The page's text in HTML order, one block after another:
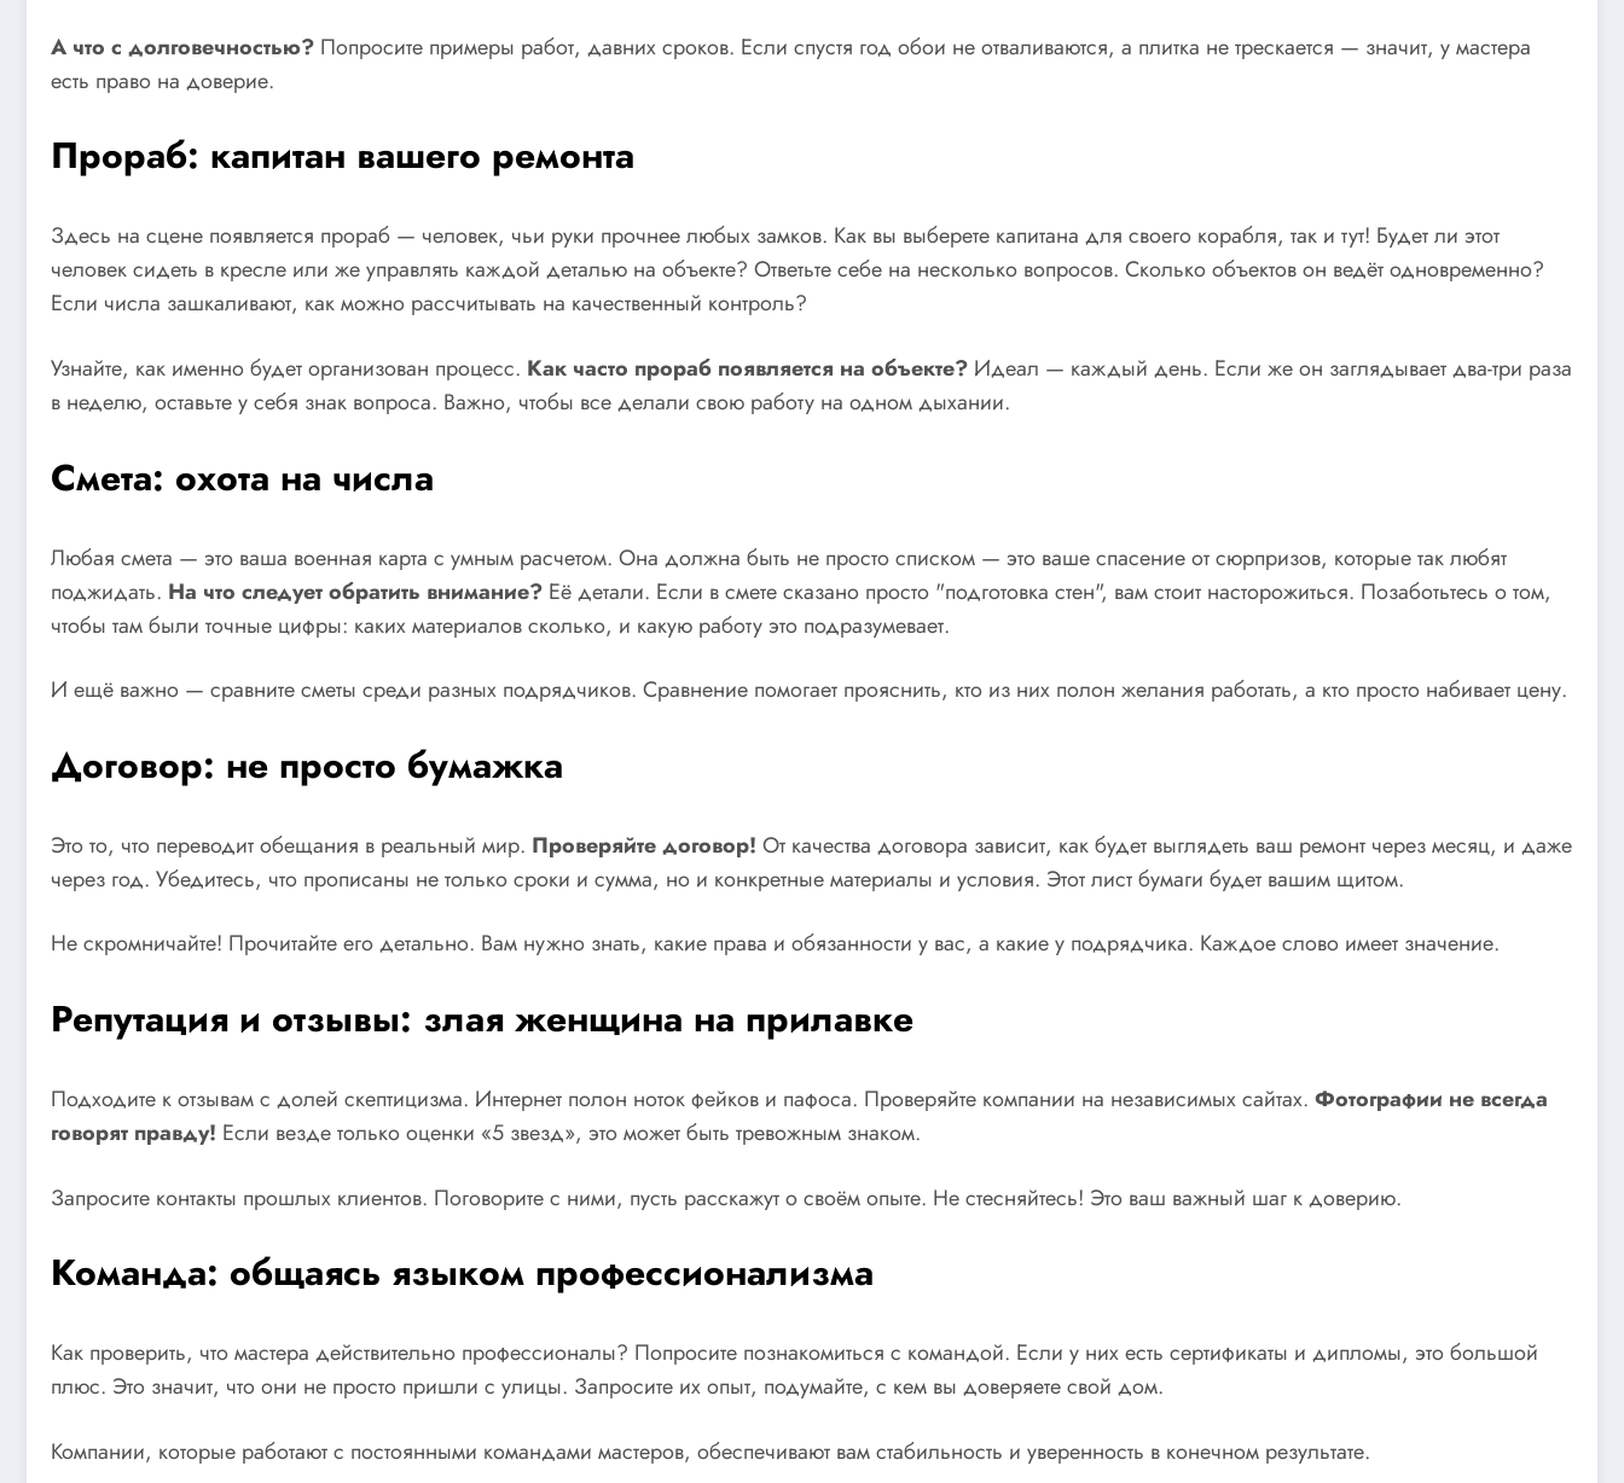
А что с долговечностью? Попросите примеры работ, давних сроков. Если спустя год обои не отваливаются, а плитка не трескается — значит, у мастера
есть право на доверие.
Прораб: капитан вашего ремонта
Здесь на сцене появляется прораб — человек, чьи руки прочнее любых замков. Как вы выберете капитана для своего корабля, так и тут! Будет ли этот
человек сидеть в кресле или же управлять каждой деталью на объекте? Ответьте себе на несколько вопросов. Сколько объектов он ведёт одновременно?
Если числа зашкаливают, как можно рассчитывать на качественный контроль?
Узнайте, как именно будет организован процесс. Как часто прораб появляется на объекте? Идеал — каждый день. Если же он заглядывает два-три раза
в неделю, оставьте у себя знак вопроса. Важно, чтобы все делали свою работу на одном дыхании.
Смета: охота на числа
Любая смета — это ваша военная карта с умным расчетом. Она должна быть не просто списком — это ваше спасение от сюрпризов, которые так любят
поджидать. На что следует обратить внимание? Её детали. Если в смете сказано просто "подготовка стен", вам стоит насторожиться. Позаботьтесь о том,
чтобы там были точные цифры: каких материалов сколько, и какую работу это подразумевает.
И ещё важно — сравните сметы среди разных подрядчиков. Сравнение помогает прояснить, кто из них полон желания работать, а кто просто набивает цену.
Договор: не просто бумажка
Это то, что переводит обещания в реальный мир. Проверяйте договор! От качества договора зависит, как будет выглядеть ваш ремонт через месяц, и даже
через год. Убедитесь, что прописаны не только сроки и сумма, но и конкретные материалы и условия. Этот лист бумаги будет вашим щитом.
Не скромничайте! Прочитайте его детально. Вам нужно знать, какие права и обязанности у вас, а какие у подрядчика. Каждое слово имеет значение.
Репутация и отзывы: злая женщина на прилавке
Подходите к отзывам с долей скептицизма. Интернет полон ноток фейков и пафоса. Проверяйте компании на независимых сайтах. Фотографии не всегда
говорят правду! Если везде только оценки «5 звезд», это может быть тревожным знаком.
Запросите контакты прошлых клиентов. Поговорите с ними, пусть расскажут о своём опыте. Не стесняйтесь! Это ваш важный шаг к доверию.
Команда: общаясь языком профессионализма
Как проверить, что мастера действительно профессионалы? Попросите познакомиться с командой. Если у них есть сертификаты и дипломы, это большой
плюс. Это значит, что они не просто пришли с улицы. Запросите их опыт, подумайте, с кем вы доверяете свой дом.
Компании, которые работают с постоянными командами мастеров, обеспечивают вам стабильность и уверенность в конечном результате.